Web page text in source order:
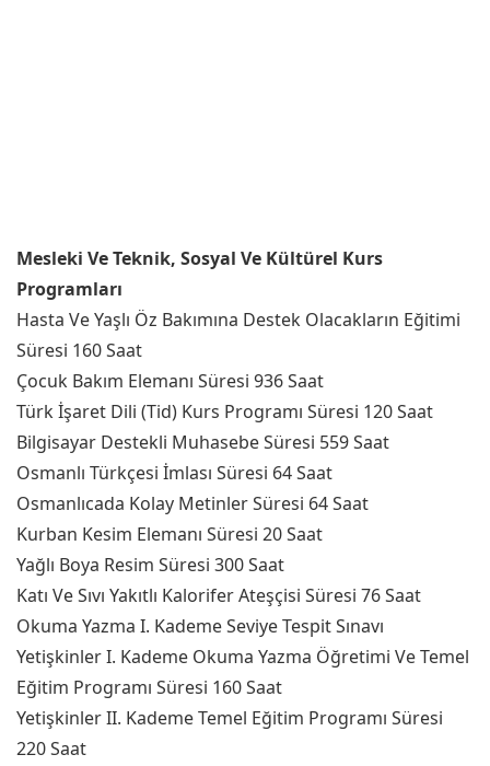
Mesleki Ve Teknik, Sosyal Ve Kültürel Kurs
Programları
Hasta Ve Yaşlı Öz Bakımına Destek Olacakların Eğitimi
Süresi 160 Saat
Çocuk Bakım Elemanı Süresi 936 Saat
Türk İşaret Dili (Tid) Kurs Programı Süresi 120 Saat
Bilgisayar Destekli Muhasebe Süresi 559 Saat
Osmanlı Türkçesi İmlası Süresi 64 Saat
Osmanlıcada Kolay Metinler Süresi 64 Saat
Kurban Kesim Elemanı Süresi 20 Saat
Yağlı Boya Resim Süresi 300 Saat
Katı Ve Sıvı Yakıtlı Kalorifer Ateşçisi Süresi 76 Saat
Okuma Yazma I. Kademe Seviye Tespit Sınavı
Yetişkinler I. Kademe Okuma Yazma Öğretimi Ve Temel
Eğitim Programı Süresi 160 Saat
Yetişkinler II. Kademe Temel Eğitim Programı Süresi
220 Saat